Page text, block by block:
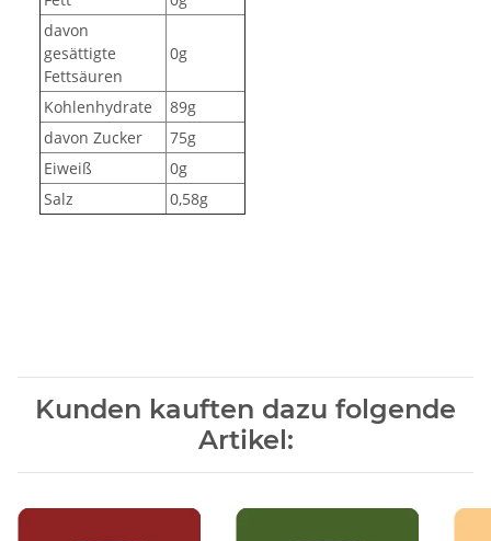
davon
gesättigte
Fettsäuren
0g
Kohlenhydrate
89g
davon Zucker
75g
Eiweiß
0g
Salz
0,58g
Kunden kauften dazu folgende
Artikel: